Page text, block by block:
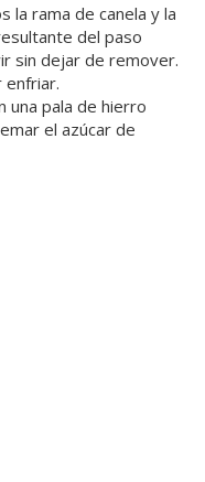
la rama de canela y la
del paso
sin dejar de remover.
enfriar.
una pala de hierro
el azúcar de